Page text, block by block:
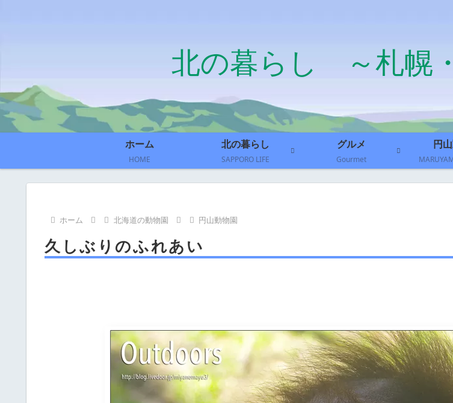
北の暮らし ～札幌
ホーム
HOME
北の暮らし
SAPPORO LIFE
グルメ
Gourmet
円
ホーム 北海道の動物園 円山動物園
久しぶりのふれあい